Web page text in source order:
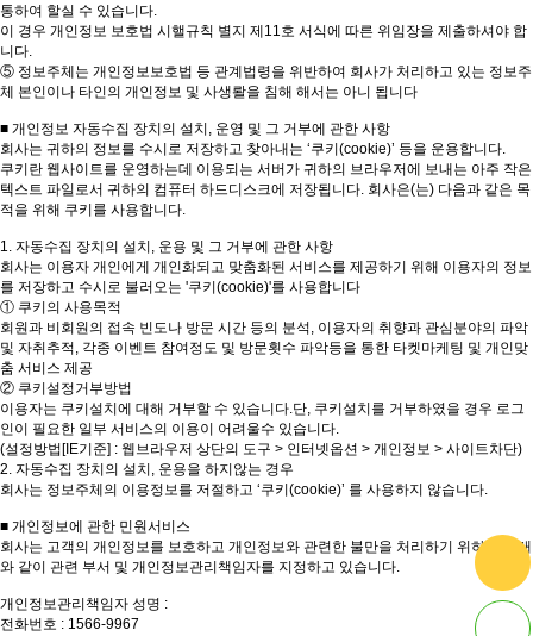
통하여 할실 수 있습니다.
이 경우 개인정보 보호법 시핼규칙 별지 제11호 서식에 따른 위임장을 제출하셔야 합
니다.
⑤ 정보주체는 개인정보보호법 등 관계법령을 위반하여 회사가 처리하고 있는 정보주
체 본인이나 타인의 개인정보 및 사생뢀을 침해 해서는 아니 됩니다
■ 개인정보 자동수집 장치의 설치, 운영 및 그 거부에 관한 사항
회사는 귀하의 정보를 수시로 저장하고 찾아내는 ‘쿠키(cookie)’ 등을 운용합니다.
쿠키란 웹사이트를 운영하는데 이용되는 서버가 귀하의 브라우저에 보내는 아주 작은
텍스트 파일로서 귀하의 컴퓨터 하드디스크에 저장됩니다. 회사은(는) 다음과 같은 목
적을 위해 쿠키를 사용합니다.
1. 자동수집 장치의 설치, 운용 및 그 거부에 관한 사항
회사는 이용자 개인에게 개인화되고 맞춤화된 서비스를 제공하기 위해 이용자의 정보
를 저장하고 수시로 불러오는 '쿠키(cookie)'를 사용합니다
① 쿠키의 사용목적
회원과 비회원의 접속 빈도나 방문 시간 등의 분석, 이용자의 취향과 관심분야의 파악
및 자취추적, 각종 이벤트 참여정도 및 방문횟수 파악등을 통한 타켓마케팅 및 개인맞
춤 서비스 제공
② 쿠키설정거부방법
이용자는 쿠키설치에 대해 거부할 수 있습니다.단, 쿠키설치를 거부하였을 경우 로그
인이 필요한 일부 서비스의 이용이 어려울수 있습니다.
(설정방법[IE기준] : 웹브라우저 상단의 도구 > 인터넷옵션 > 개인정보 > 사이트차단)
2. 자동수집 장치의 설치, 운용을 하지않는 경우
회사는 정보주체의 이용정보를 저절하고 ‘쿠키(cookie)’ 를 사용하지 않습니다.
■ 개인정보에 관한 민원서비스
회사는 고객의 개인정보를 보호하고 개인정보와 관련한 불만을 처리하기 위하여 아래
와 같이 관련 부서 및 개인정보관리책임자를 지정하고 있습니다.
개인정보관리책임자 성명 :
전화번호 : 1566-9967